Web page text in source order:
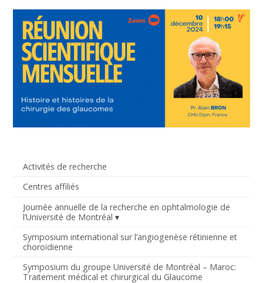
Activités de recherche
Centres affiliés
Journée annuelle de la recherche en ophtalmologie de
l’Université de Montréal
Symposium international sur l’angiogenèse rétinienne et
choroïdienne
Symposium du groupe Université de Montréal – Maroc:
Traitement médical et chirurgical du Glaucome